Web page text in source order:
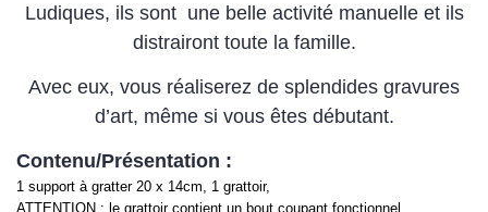
Ludiques, ils sont une belle activité manuelle et ils
distrairont toute la famille.
Avec eux, vous réaliserez de splendides gravures
d’art, même si vous êtes débutant.
Contenu/Présentation :
1 support à gratter 20 x 14cm, 1 grattoir,
ATTENTION : le grattoir contient un bout coupant fonctionnel.